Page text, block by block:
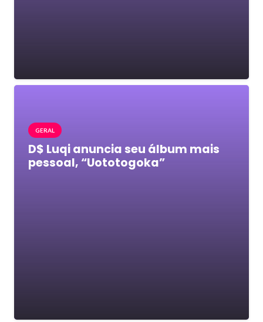
GERAL
D$ Luqi anuncia seu álbum mais
pessoal, “Uototogoka”